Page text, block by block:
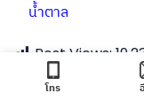
น้ำตาล
Post Views:
Express
โทร